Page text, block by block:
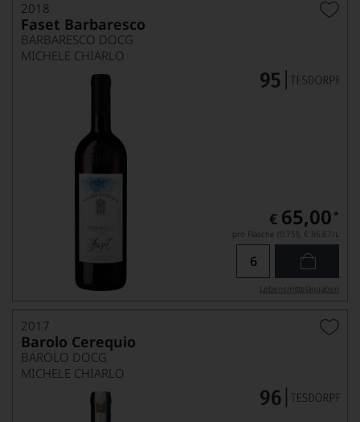
2018
Faset Barbaresco
BARBARESCO DOCG
MICHELE CHIARLO
€ 65,00 *
pro Flasche (0.75l), € 86,67/L
Lebensmittel­angaben
2017
Barolo Cerequio
BAROLO DOCG
MICHELE CHIARLO